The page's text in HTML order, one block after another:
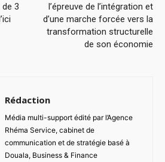
3
l’épreuve de l’intégration et
d’une marche forcée vers la
transformation structurelle
de son économie
Rédaction
Média multi-support édité par l’Agence
Rhéma Service, cabinet de
communication et de stratégie basé à
Douala, Business & Finance